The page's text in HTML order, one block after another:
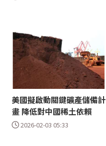
美國擬啟動關鍵礦產儲備計
畫 降低對中國稀土依賴
2026-02-03 05:33